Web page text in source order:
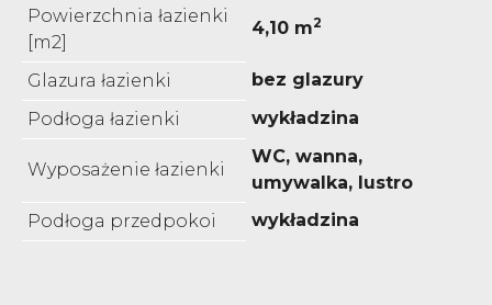
Powierzchnia łazienki
[m2]
4,10 m2
Glazura łazienki
bez glazury
Podłoga łazienki
wykładzina
Wyposażenie łazienki
WC, wanna,
umywalka, lustro
Podłoga przedpokoi
wykładzina